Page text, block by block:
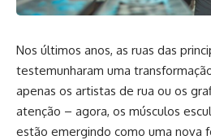
Nos últimos anos, as ruas das
testemunharam uma
apenas os artistas de rua ou os
atenção – agora, os músculos
estão emergindo como uma nova